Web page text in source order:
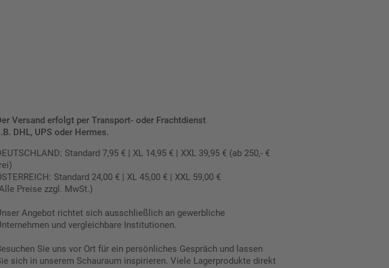
Versand erfolgt per Transport- oder Frachtdienst
DHL, UPS oder Hermes.
Standard 7,95 € | XL 14,95 € | XXL 39,95 € (ab 250,- €
Standard 24,00 € | XL 45,00 € | XXL 59,00 €
Preise zzgl. MwSt.)
Angebot richtet sich ausschließlich an gewerbliche
und vergleichbare Institutionen.
Sie uns vor Ort für ein persönliches Gespräch und lassen
sich in unserem Schauraum inspirieren. Viele Lagerprodukte direkt